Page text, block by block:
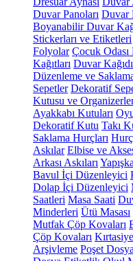
Duvar Panoları Duvar
Boyanabilir Duvar
Stickerları ve Etiketleri
Folyolar Çocuk Odası
Kağıtları Duvar Kağıdı
Düzenleme ve
Sepetler Dekoratif
Kutusu ve
Ayakkabı Kutuları
Dekoratif Kutu Takı
Saklama Hurçları
Askılar Elbise ve
Arkası Askıları
Bavul İçi Düzenleyici
Dolap İçi Düzenleyici
Saatleri Masa Saati
Minderleri Ütü Masası
Mutfak Çöp Kovaları
Çöp Kovaları
Arşivleme Poşet Dosya